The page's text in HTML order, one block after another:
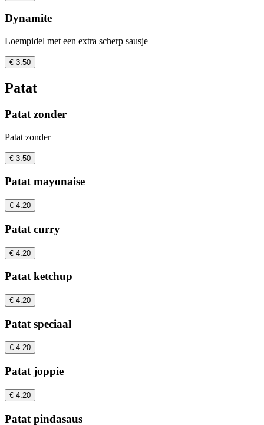
Dynamite
Loempidel met een extra scherp sausje
€ 3.50
Patat
Patat zonder
Patat zonder
€ 3.50
Patat mayonaise
€ 4.20
Patat curry
€ 4.20
Patat ketchup
€ 4.20
Patat speciaal
€ 4.20
Patat joppie
€ 4.20
Patat pindasaus